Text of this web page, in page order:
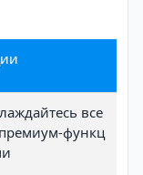
все
функц